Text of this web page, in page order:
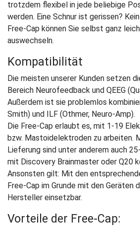
trotzdem flexibel in jede beliebige
werden. Eine Schnur ist gerissen?
Free-Cap können Sie selbst ganz
auswechseln.
Kompatibilität
Die meisten unserer Kunden setzen
Bereich Neurofeedback und QEEG
Außerdem ist sie problemlos
Smith) und ILF (Othmer, Neuro-Amp).
Die Free-Cap erlaubt es, mit 1-19
bzw. Mastoidelektroden zu arbeiten.
Lieferung sind unter anderem auch
mit Discovery Brainmaster oder Q20
Ansonsten gilt: Mit den
Free-Cap im Grunde mit den Geräten
Hersteller einsetzbar.
Vorteile der Free-Cap: